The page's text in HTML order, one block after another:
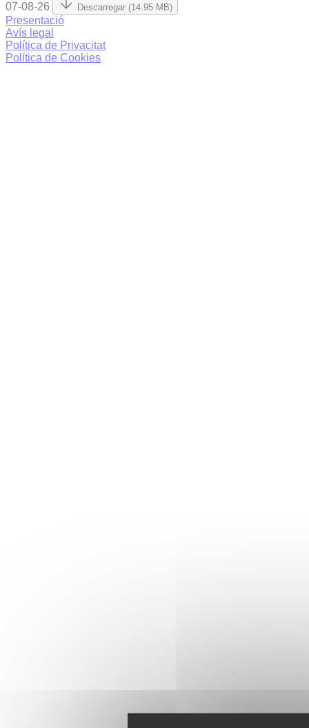
07-08-26 Descarregar (14.95 MB)
Presentació
Avís legal
Política de Privacitat
Política de Cookies